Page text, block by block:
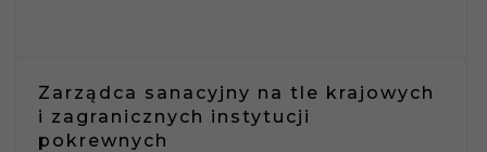
Zarządca sanacyjny na tle krajowych
i zagranicznych instytucji
pokrewnych